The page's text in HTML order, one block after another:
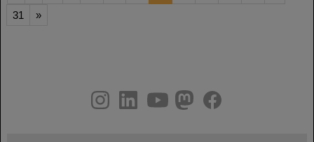
31
»
youtube
helmholtz.social
facebook